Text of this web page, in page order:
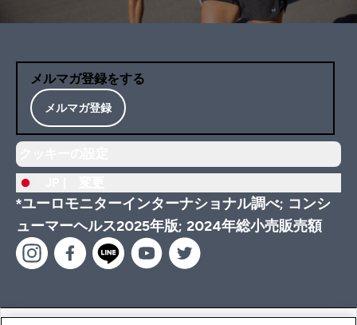
メルマガ登録をする
メルマガ登録
*ユーロモニターインターナショナル調べ; コンシ
ューマーヘルス2025年版; 2024年総小売販売額